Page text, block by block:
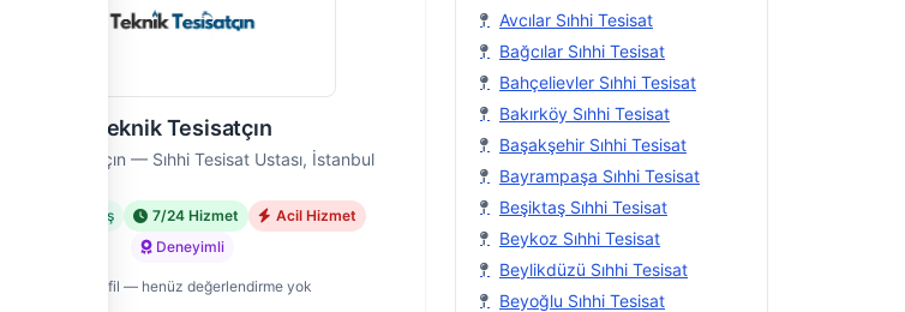
Teknik Tesisatçın
Teknik Tesisatçın — Sıhhi Tesisat Ustası, İstanbul
Doğrulanmış 7/24 Hizmet
Acil Hizmet
Deneyimli
Yeni profil — henüz değerlendirme yok
Avcılar Sıhhi Tesisat
Bağcılar Sıhhi Tesisat
Bahçelievler Sıhhi Tesisat
Bakırköy Sıhhi Tesisat
Başakşehir Sıhhi Tesisat
Bayrampaşa Sıhhi Tesisat
Beşiktaş Sıhhi Tesisat
Beykoz Sıhhi Tesisat
Beylikdüzü Sıhhi Tesisat
Beyoğlu Sıhhi Tesisat